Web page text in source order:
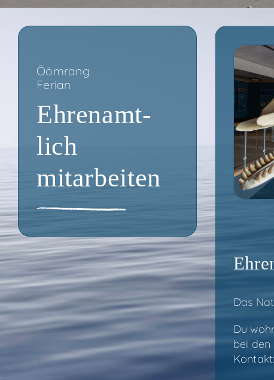
Ööm­rang
Feri­an
Ehren­amt­
lich
mitarbeiten
Das
Du
bei den
Kon­takt: